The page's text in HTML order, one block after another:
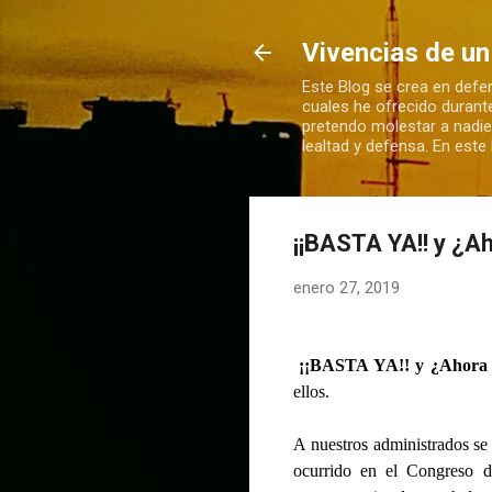
Vivencias de
Este Blog se crea en
cuales he ofrecido
pretendo molestar a
lealtad y defensa. En
¡¡BASTA YA!! y
enero 27, 2019
¡¡BASTA YA!! y ¿Ahora
ellos.
A nuestros administrados
ocurrido en el Congreso